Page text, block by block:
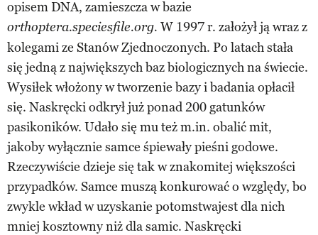
opisem DNA, zamieszcza w bazie
orthoptera.speciesfile.org. W 1997 r. założył ją wraz z
kolegami ze Stanów Zjednoczonych. Po latach stała
się jedną z największych baz biologicznych na świecie.
Wysiłek włożony w tworzenie bazy i badania opłacił
się. Naskręcki odkrył już ponad 200 gatunków
pasikoników. Udało się mu też m.in. obalić mit,
jakoby wyłącznie samce śpiewały pieśni godowe.
Rzeczywiście dzieje się tak w znakomitej większości
przypadków. Samce muszą konkurować o względy, bo
zwykle wkład w uzyskanie potomstwajest dla nich
mniej kosztowny niż dla samic. Naskręcki